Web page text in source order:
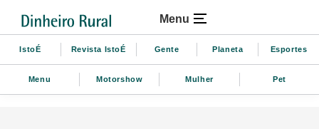
Menu
IstoÉ Revista IstoÉ Gente Planeta Esportes
Menu Motorshow Mulher Pet